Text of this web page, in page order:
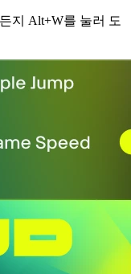
지 Alt+W를 눌러 도